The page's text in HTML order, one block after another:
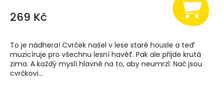
269 Kč
To je nádhera! Cvrček našel v lese staré housle a teď
muzicíruje pro všechnu lesní havěť. Pak ale přijde krutá
zima. A každý myslí hlavně na to, aby neumrzl. Nač jsou
cvrčkovi...